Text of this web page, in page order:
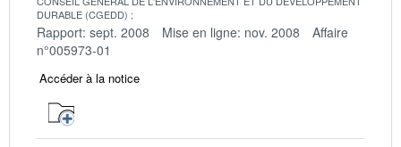
DURABLE (CGEDD)
Rapport: sept. 2008 Mise en ligne: nov. 2008
Affaire
n°005973-01
Accéder à la notice